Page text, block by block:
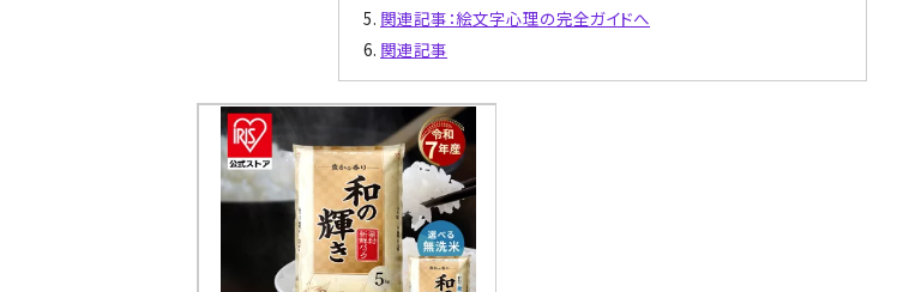
関連記事：絵文字心理の完全ガイドへ
関連記事